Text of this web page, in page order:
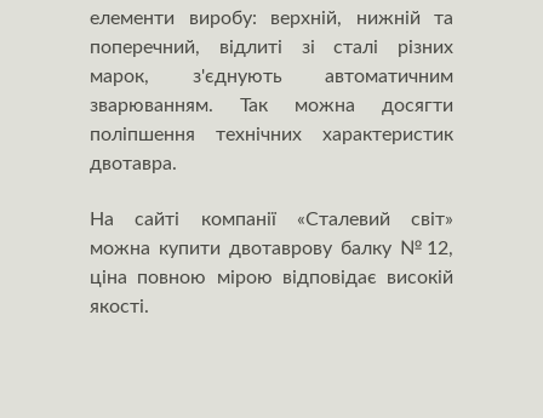
елементи виробу: верхній, нижній та
поперечний, відлиті зі сталі різних
марок, з'єднують автоматичним
зварюванням. Так можна досягти
поліпшення технічних характеристик
двотавра.
На сайті компанії «Сталевий світ»
можна купити двотаврову балку №12,
ціна повною мірою відповідає високій
якості.